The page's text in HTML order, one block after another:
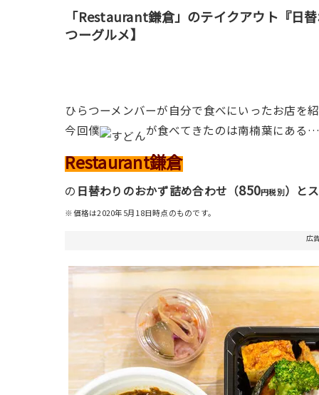
「Restaurant鎌倉」のテイクアウト『日
つーグルメ】
ひらつーメンバーが自分で食べにいったお店を
今回僕
が食べてきたのは南楠葉にあ
Restaurant鎌倉
の 日替わりのおかず詰め合わせ（850円税別）と
※価格は2020年5月18日時点のものです。
広